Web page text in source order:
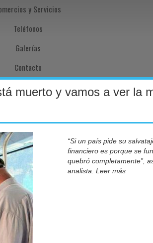
y Servicios
Teléfonos
Galerías
Contacto
muerto y vamos a ver la
“Si un país pide su
financiero es porque se
quebró completamente”,
analista. Leer más